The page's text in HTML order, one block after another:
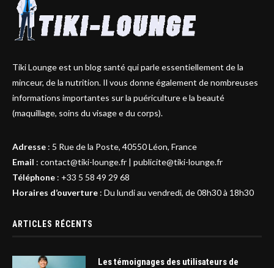
Tiki Lounge est un blog santé qui parle essentiellement de la
minceur, de la nutrition. Il vous donne également de nombreuses
informations importantes sur la puériculture e la beauté
(maquillage, soins du visage e du corps).
Adresse : 5 Rue de la Poste, 40550 Léon, France
Email : contact@tiki-lounge.fr | publicite@tiki-lounge.fr
Téléphone : +33 5 58 49 29 68
Horaires d’ouverture : Du lundi au vendredi, de 08h30 à 18h30
ARTICLES RÉCENTS
Les témoignages des utilisateurs de